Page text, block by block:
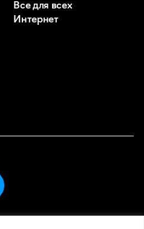
Все для всех
Интернет